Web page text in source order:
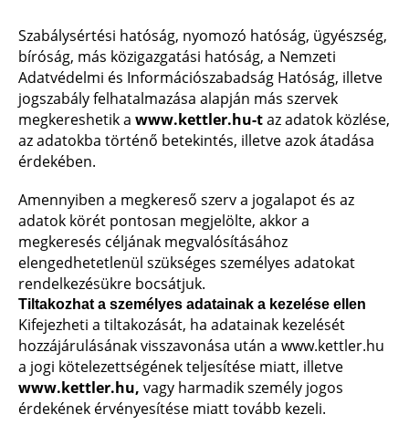
Szabálysértési hatóság, nyomozó hatóság, ügyészség,
bíróság, más közigazgatási hatóság, a Nemzeti
Adatvédelmi és Információszabadság Hatóság, illetve
jogszabály felhatalmazása alapján más szervek
megkereshetik a www.kettler.hu-taz adatok közlése,
az adatokba történő betekintés, illetve azok átadása
érdekében.
Amennyiben a megkereső szerv a jogalapot és az
adatok körét pontosan megjelölte, akkor a
megkeresés céljának megvalósításához
elengedhetetlenül szükséges személyes adatokat
rendelkezésükre bocsátjuk.
Tiltakozhat a személyes adatainak a kezelése ellen
Kifejezheti a tiltakozását, ha adatainak kezelését
hozzájárulásának visszavonása után a www.kettler.hu
a jogi kötelezettségének teljesítése miatt, illetve
www.kettler.hu, vagy harmadik személy jogos
érdekének érvényesítése miatt tovább kezeli.